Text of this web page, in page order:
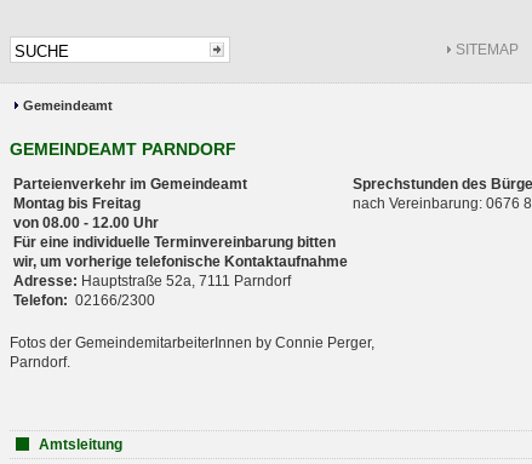
SITEMAP
Gemeindeamt
GEMEINDEAMT PARNDORF
Parteienverkehr im Gemeindeamt
Montag bis Freitag
von 08.00 - 12.00 Uhr
Für eine individuelle Terminvereinbarung bitten
wir, um vorherige telefonische Kontaktaufnahme
Adresse: Hauptstraße 52a, 7111 Parndorf
Telefon: 02166/2300
Sprechstunden des
nach Vereinbarung: 0676
Fotos der GemeindemitarbeiterInnen by Connie Perger,
Parndorf.
Amtsleitung